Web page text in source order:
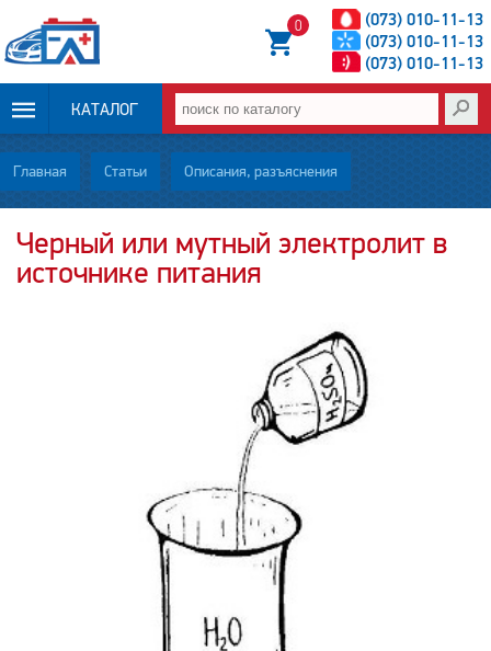
(073) 010-11-13
(073) 010-11-13
(073) 010-11-13
0
КАТАЛОГ
ОПЛАТА И
ДОСТАВКА
НОВОСТИ
Главная Статьи Описания, разъяснения
Черный или мутный электролит в
источнике питания